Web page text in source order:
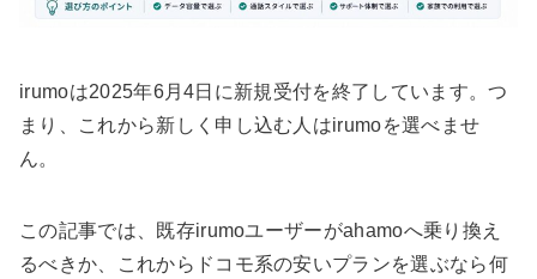
irumoは2025年6月4日に新規受付を終了しています。つ
まり、これから新しく申し込む人はirumoを選べませ
ん。
この記事では、既存irumoユーザーがahamoへ乗り換え
るべきか、これからドコモ系の安いプランを選ぶなら何